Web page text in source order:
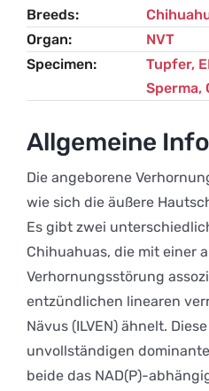
Breeds
Organ
NVT
Specimen
Tupfer,
Sperma,
Allgemeine
Die angeborene
wie sich die äußere
Es gibt zwei
Chihuahuas, die mit einer
Verhornungsstörung
entzündlichen linearen
Nävus (ILVEN) ähnelt.
unvollständigen
beide das NAD(P)-